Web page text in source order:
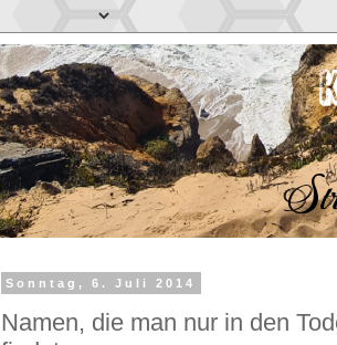
Sonntag, 6. Juli 2014
Namen, die man nur in den